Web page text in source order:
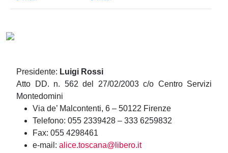
Presidente: Luigi Rossi
Atto DD. n. 562 del 27/02/2003 c/o Centro Servizi
Montedomini
Via de’ Malcontenti, 6 – 50122 Firenze
Telefono: 055 2339428 – 333 6259832
Fax: 055 4298461
e-mail: alice.toscana@libero.it